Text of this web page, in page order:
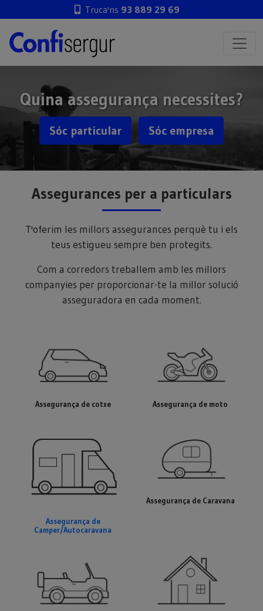
Truca'ns 93 889 29 69
Quina assegurança necessites?
Sóc particular Sóc empresa
Assegurances per a particulars
T'oferim les millors assegurances perquè tu i els
teus estigueu sempre ben protegits.
Com a corredors treballem amb les millors
companyies per proporcionar-te la millor solució
asseguradora en cada moment.
Assegurança de cotxe Assegurança de moto
Assegurança de
Camper/Autocaravana
Assegurança de Caravana